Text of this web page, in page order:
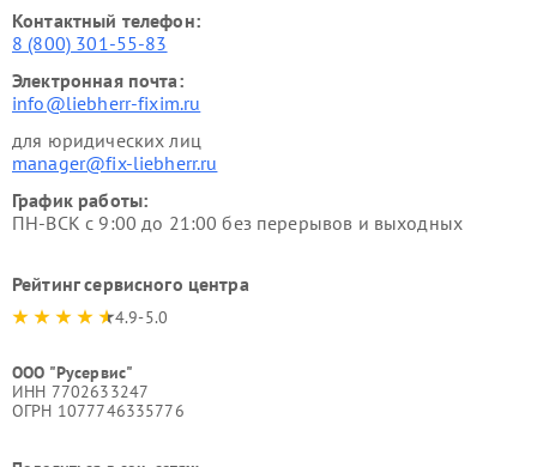
Контактный телефон:
8 (800) 301-55-83
Электронная почта:
info@liebherr-fixim.ru
для юридических лиц
manager@fix-liebherr.ru
График работы:
ПН-ВСК с 9:00 до 21:00 без перерывов и выходных
Рейтинг сервисного центра
4.9-5.0
ООО "Русервис"
ИНН 7702633247
ОГРН 1077746335776